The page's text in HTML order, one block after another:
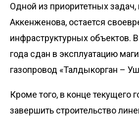
Одной из приоритетных
Аккенженова, остается
инфраструктурных объектов.
года сдан в эксплуатацию
газопровод «Талдыкорган –
Кроме того, в конце текущего
завершить строительство